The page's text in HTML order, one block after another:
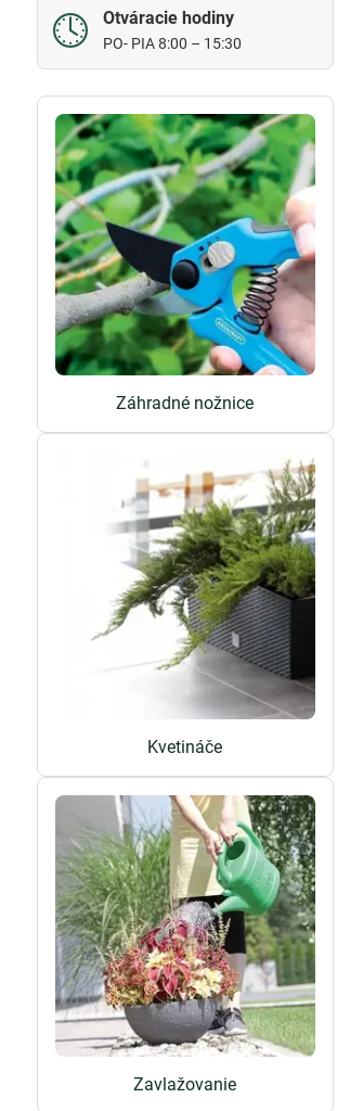
Otváracie hodiny
PO- PIA 8:00 – 15:30
Záhradné nožnice
Kvetináče
Zavlažovanie